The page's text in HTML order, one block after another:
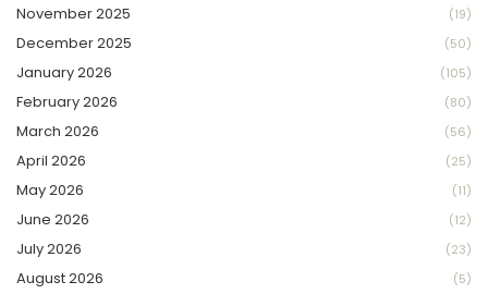
November 2025 (19)
December 2025 (50)
January 2026 (105)
February 2026 (80)
March 2026 (56)
April 2026 (25)
May 2026 (11)
June 2026 (12)
July 2026 (23)
August 2026 (5)